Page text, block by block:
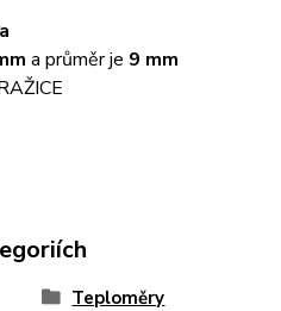
a průměr je 9 mm
Teploměry